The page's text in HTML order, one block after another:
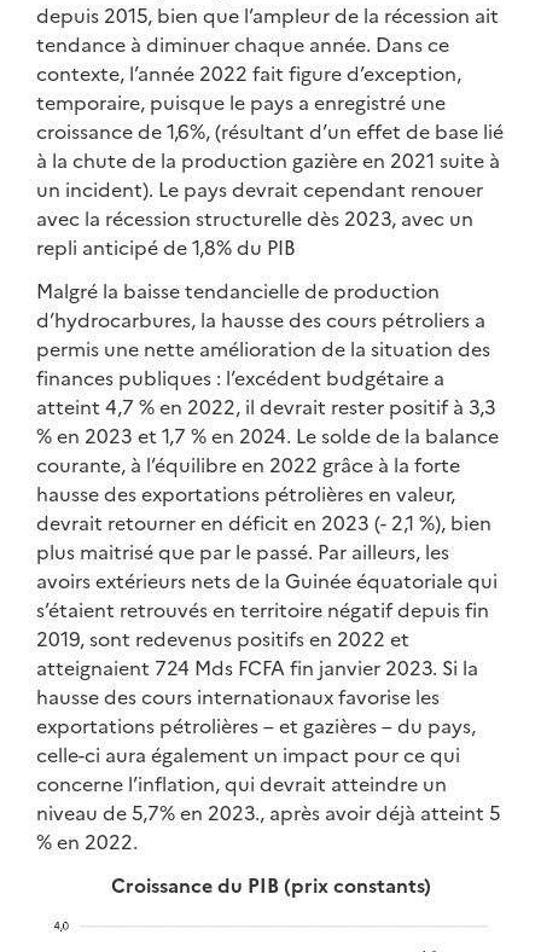
depuis 2015, bien que l’ampleur de la récession ait
tendance à diminuer chaque année. Dans ce
contexte, l’année 2022 fait figure d’exception,
temporaire, puisque le pays a enregistré une
croissance de 1,6%, (résultant d’un effet de base lié
à la chute de la production gazière en 2021 suite à
un incident). Le pays devrait cependant renouer
avec la récession structurelle dès 2023, avec un
repli anticipé de 1,8% du PIB
Malgré la baisse tendancielle de production
d’hydrocarbures, la hausse des cours pétroliers a
permis une nette amélioration de la situation des
finances publiques : l’excédent budgétaire a
atteint 4,7 % en 2022, il devrait rester positif à 3,3
% en 2023 et 1,7 % en 2024. Le solde de la balance
courante, à l’équilibre en 2022 grâce à la forte
hausse des exportations pétrolières en valeur,
devrait retourner en déficit en 2023 (- 2,1 %), bien
plus maitrisé que par le passé. Par ailleurs, les
avoirs extérieurs nets de la Guinée équatoriale qui
s’étaient retrouvés en territoire négatif depuis fin
2019, sont redevenus positifs en 2022 et
atteignaient 724 Mds FCFA fin janvier 2023. Si la
hausse des cours internationaux favorise les
exportations pétrolières – et gazières – du pays,
celle-ci aura également un impact pour ce qui
concerne l’inflation, qui devrait atteindre un
niveau de 5,7% en 2023., après avoir déjà atteint 5
% en 2022.
Croissance du PIB (prix constants)